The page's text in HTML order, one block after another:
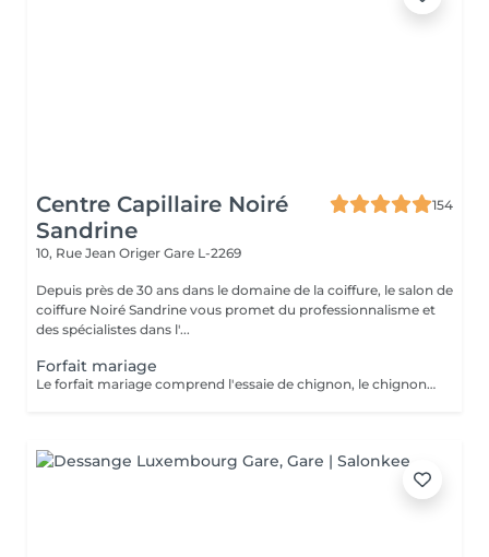
Centre Capillaire Noiré
Sandrine
154
10, Rue Jean Origer Gare L-2269
Depuis près de 30 ans dans le domaine de la coiffure, le salon de
coiffure Noiré Sandrine vous promet du professionnalisme et
des spécialistes dans l'...
Forfait mariage
Le forfait mariage comprend l'essaie de chignon, le chignon, une manucure avec vernis et un maquillage